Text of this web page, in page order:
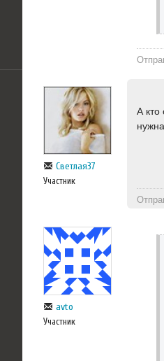
Светлая37
Участник
А кто
avto
Участник